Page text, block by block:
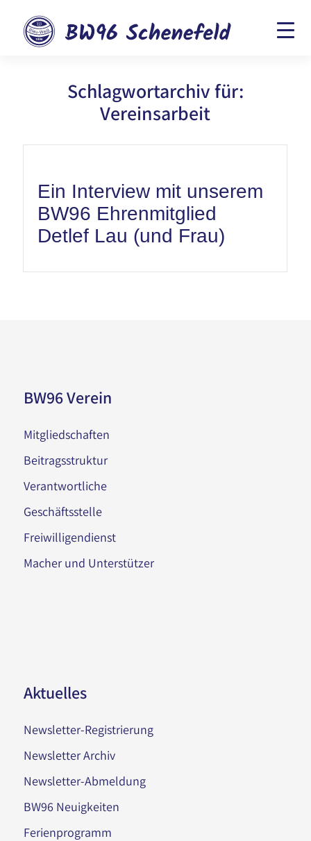
Schlagwortarchiv für:
Vereinsarbeit
Ein Interview mit unserem
BW96 Ehrenmitglied
Detlef Lau (und Frau)
BW96 Verein
Mitgliedschaften
Beitragsstruktur
Verantwortliche
Geschäftsstelle
Freiwilligendienst
Macher und Unterstützer
Aktuelles
Newsletter-Registrierung
Newsletter Archiv
Newsletter-Abmeldung
BW96 Neuigkeiten
Ferienprogramm